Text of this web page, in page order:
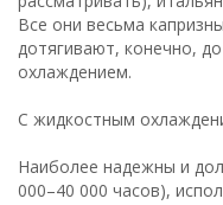
Все они весьма
дотягивают, конечно,
охлаждением.
С жидкостным
Наиболее надежны и
000–40 000 часов),